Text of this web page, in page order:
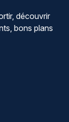
découvrir
bons plans